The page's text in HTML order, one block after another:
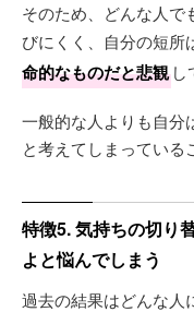
そのため、どんな人で
びにくく、自分の短所
命的なものだと悲観 し
一般的な人よりも自分
と考えてしまっている
特徴5. 気持ちの切り
よと悩んでしまう
過去の結果はどんな人